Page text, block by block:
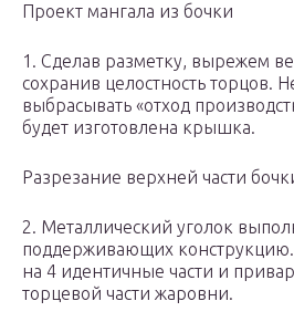
Проект мангала из бочки
1. Сделав разметку, вырежем
сохранив целостность торцов.
выбрасывать «отход
будет изготовлена крышка.
Разрезание верхней части
2. Металлический уголок
поддерживающих
на 4 идентичные части и
торцевой части жаровни.